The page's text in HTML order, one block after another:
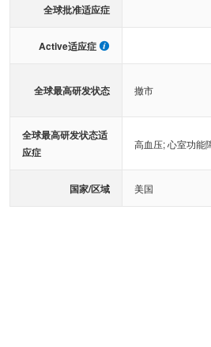
全球批准适应症
Active适应症
全球最高研发状态 撤市
全球最高研发状态适
应症
高血压;心室功能
国家/区域 美国